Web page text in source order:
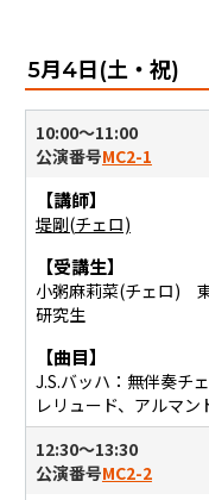
5月4日(土・祝)
10:00〜11:00
公演番号MC2-1
【講師】
堤剛(チェロ)
【受講生】
⼩粥⿇莉菜(チェロ)
研究生
【曲目】
J.S.バッハ：無伴奏チ
レリュード、アルマン
12:30〜13:30
公演番号MC2-2